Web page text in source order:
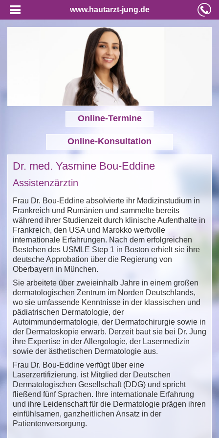
www.hautarzt-jung.de
Online-Termine
Online-Konsultation
Dr. med. Yasmine Bou-Eddine
Assistenzärztin
Frau Dr. Bou-Eddine absolvierte ihr Medizinstudium in
Frankreich und Rumänien und sammelte bereits
während ihrer Studienzeit durch klinische Aufenthalte in
Frankreich, den USA und Marokko wertvolle
internationale Erfahrungen. Nach dem erfolgreichen
Bestehen des USMLE Step 1 in Boston erhielt sie ihre
deutsche Approbation über die Regierung von
Oberbayern in München.
Sie arbeitete über zweieinhalb Jahre in einem großen
dermatologischen Zentrum im Norden Deutschlands,
wo sie umfassende Kenntnisse in der klassischen und
pädiatrischen Dermatologie, der
Autoimmundermatologie, der Dermatochirurgie sowie in
der Dermatoskopie erwarb. Derzeit baut sie bei Dr. Jung
ihre Expertise in der Allergologie, der Lasermedizin
sowie der ästhetischen Dermatologie aus.
Frau Dr. Bou-Eddine verfügt über eine
Laserzertifizierung, ist Mitglied der Deutschen
Dermatologischen Gesellschaft (DDG) und spricht
fließend fünf Sprachen. Ihre internationale Erfahrung
und ihre Leidenschaft für die Dermatologie prägen ihren
einfühlsamen, ganzheitlichen Ansatz in der
Patientenversorgung.